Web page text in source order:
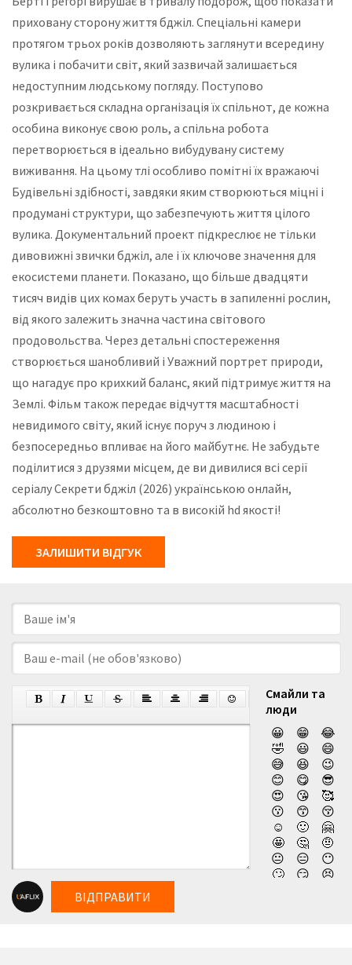
приховану сторону життя бджіл. Спеціальні камери
протягом трьох років дозволяють заглянути всередину
вулика і побачити світ, який зазвичай залишається
недоступним людському погляду. Поступово
розкривається складна організація їх спільнот, де кожна
особина виконує свою роль, а спільна робота
перетворюється в ідеально вибудувану систему
виживання. На цьому тлі особливо помітні їх вражаючі
Будівельні здібності, завдяки яким створюються міцні і
продумані структури, що забезпечують життя цілого
вулика. Документальний проект підкреслює не тільки
дивовижні звички бджіл, але і їх ключове значення для
екосистеми планети. Показано, що більше двадцяти
тисяч видів цих комах беруть участь в запиленні рослин,
від якого залежить значна частина світового
продовольства. Через детальні спостереження
створюється шанобливий і Уважний портрет природи,
що нагадує про крихкий баланс, який підтримує життя на
Землі. Фільм також передає відчуття масштабності
невидимого світу, який існує поруч з людиною і
безпосередньо впливає на його майбутнє. Не забудьте
поділитися з друзями місцем, де ви дивилися всі серії
серіалу Секрети бджіл (2026) українською онлайн,
абсолютно безкоштовно та в високій hd якості!
ЗАЛИШИТИ ВІДГУК
Смайли та
люди
😀
😁
😂
🤣
😃
😄
😅
😆
😉
😊
😋
😎
😍
😘
🥰
😗
😙
😚
☺️
🙂
🤗
🤩
🤔
🤨
😐
😑
😶
🙄
😏
😣
ВІДПРАВИТИ